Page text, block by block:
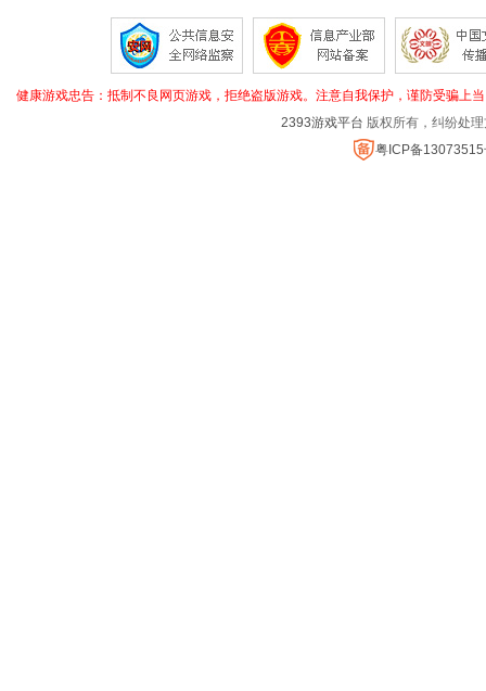
健康游戏忠告：抵制不良网页游戏，拒绝盗版游戏。注意自我保护，谨防受骗上
2393游戏平台 版权所有，纠纷处
粤ICP备13073515